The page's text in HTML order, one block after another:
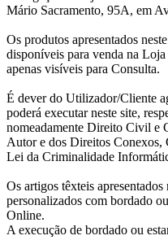
Mário Sacramento, 95A, em
Os produtos apresentados
disponíveis para venda na
apenas visíveis para Consulta.
É dever do Utilizador/Cliente
poderá executar neste site,
nomeadamente Direito Civil e
Autor e dos Direitos Conexos,
Lei da Criminalidade
Os artigos têxteis apresentados
personalizados com bordado
Online.
A execução de bordado ou